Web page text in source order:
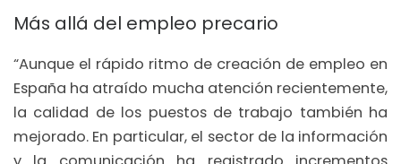
Más allá del empleo precario
“Aunque el rápido ritmo de creación de empleo en
España ha atraído mucha atención recientemente,
la calidad de los puestos de trabajo también ha
mejorado. En particular, el sector de la información